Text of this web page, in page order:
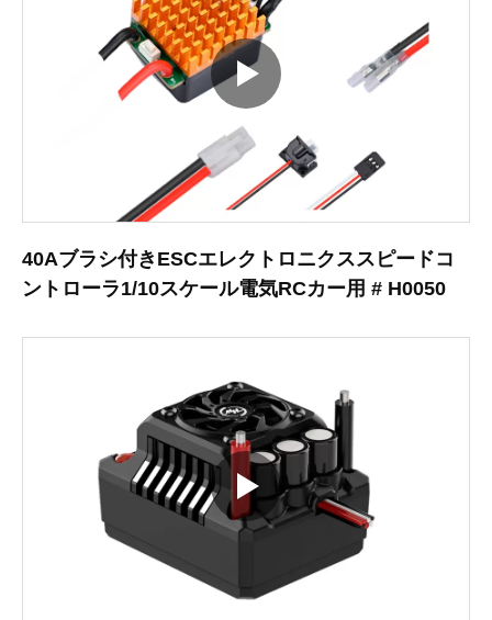
40Aブラシ付きESCエレクトロニクススピードコ
ントローラ1/10スケール電気RCカー用 # H0050